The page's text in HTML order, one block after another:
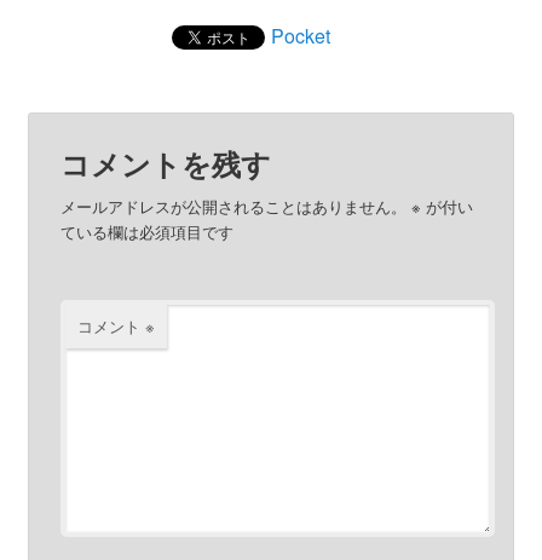
Pocket
コメントを残す
メールアドレスが公開されることはありません。 ※ が付い
ている欄は必須項目です
コメント ※